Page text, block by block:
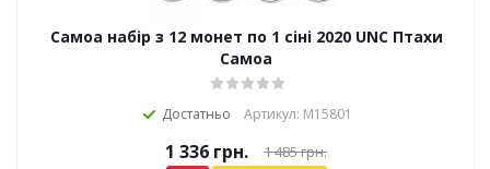
Самоа набір з 12 монет по 1 сіні 2020 UNC Птахи
Самоа
Достатньо Артикул: М15801
1 336 грн. 1 485грн.